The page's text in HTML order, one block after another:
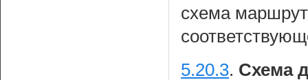
схема
5.20.3. Схема